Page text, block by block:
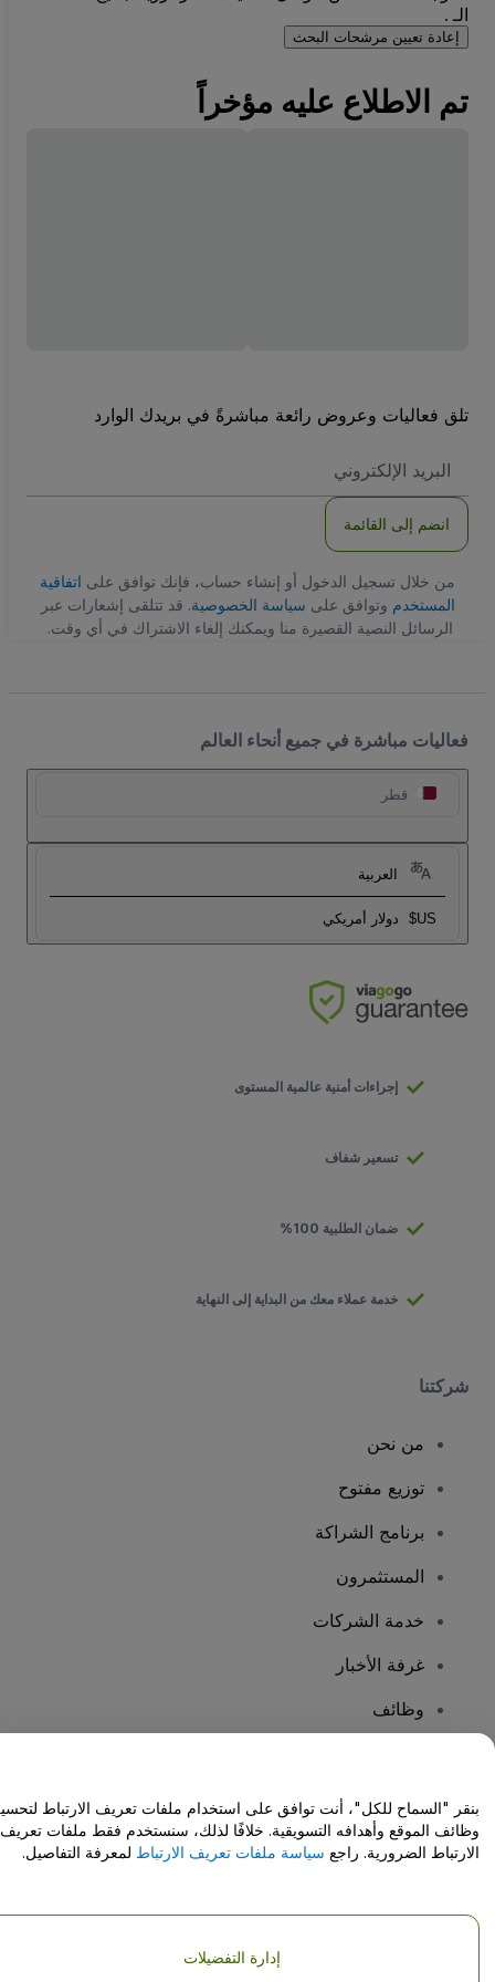
الـ .
إعادة تعيين مرشحات البحث
تم الاطلاع عليه مؤخراً
تلق فعاليات وعروض رائعة مباشرةً في بريدك الوارد
الاكتروني
انضم إلى القائمة
من خلال تسجيل الدخول أو إنشاء حساب، فإنك توافق على اتفاقية
المستخدم وتوافق على سياسة الخصوصية. قد تتلقى إشعارات عبر
الرسائل النصية القصيرة منا ويمكنك إلغاء الاشتراك في أي وقت.
فعاليات مباشرة في جميع أنحاء العالم
قطر
العربية
US$ دولار أمريكي
إجراءات أمنية عالمية المستوى
تسعير شفاف
ضمان الطلبية 100%
خدمة عملاء معك من البداية إلى النهاية
شركتنا
من نحن
توزيع مفتوح
برنامج الشراكة
المستثمرون
خدمة الشركات
غرفة الأخبار
وظائف
مركز المساعدة / اتصل بنا
حقوق النشر © شركة فياجوجو المحدودة 2026
تفاصيل الشركة
بنقر "السماح للكل"، أنت توافق على استخدام ملفات تعريف الارتباط
وظائف الموقع وأهدافه التسويقية. خلافًا لذلك، سنستخدم فقط ملفات تعريف
الارتباط الضرورية. راجع سياسة ملفات تعريف الارتباط لمعرفة التفاصيل.
إدارة التفضيلات